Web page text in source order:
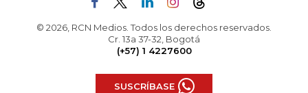
© 2026, RCN Medios. Todos los derechos reservados.
Cr. 13a 37-32, Bogotá
(+57) 1 4227600
SUSCRÍBASE